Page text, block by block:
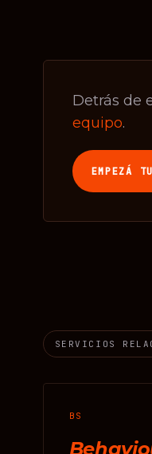
Detrás de
equipo.
EMPEZÁ
SERVICIOS
BS